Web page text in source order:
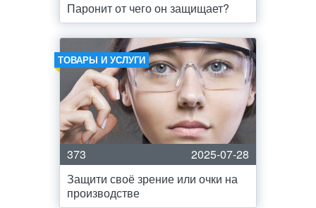
Паронит от чего он защищает?
ТОВАРЫ И УСЛУГИ
373
2025-07-28
Защити своё зрение или очки на
производстве